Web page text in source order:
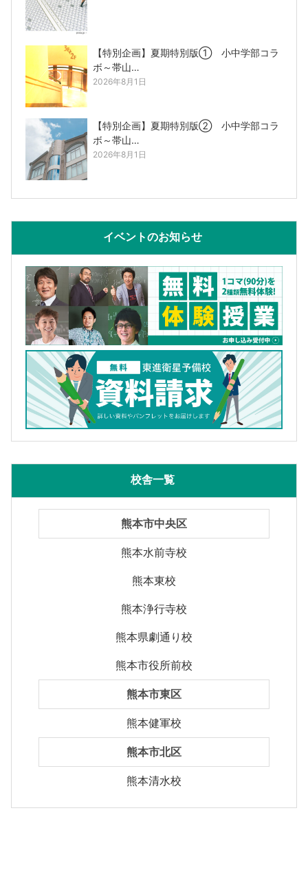
【特別企画】夏期特別版① 小中学部コラ
ボ～帯山…
2026年8月1日
【特別企画】夏期特別版② 小中学部コラ
ボ～帯山…
2026年8月1日
イベントのお知らせ
校舎一覧
熊本市中央区
熊本水前寺校
熊本東校
熊本浄行寺校
熊本県劇通り校
熊本市役所前校
熊本市東区
熊本健軍校
熊本市北区
熊本清水校